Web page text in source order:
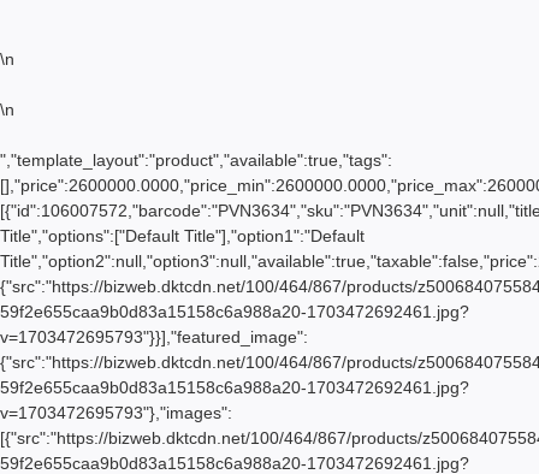
\n
\n
","template_layout":"product","available":true,"tags":
Title","options":["Default Title"],"option1":"Default
{"src":"https://bizweb.dktcdn.net/100/464/867/products/
59f2e655caa9b0d83a15158c6a988a20-1703472692461.jpg?
v=1703472695793"}}],"featured_image":
{"src":"https://bizweb.dktcdn.net/100/464/867/products/
59f2e655caa9b0d83a15158c6a988a20-1703472692461.jpg?
v=1703472695793"},"images":
[{"src":"https://bizweb.dktcdn.net/100/464/867/products/
59f2e655caa9b0d83a15158c6a988a20-1703472692461.jpg?